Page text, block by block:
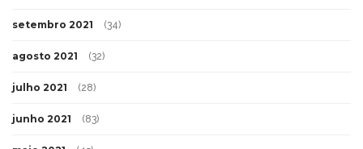
setembro 2021 (34)
agosto 2021 (32)
julho 2021 (28)
junho 2021 (83)